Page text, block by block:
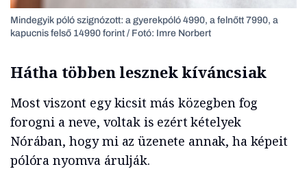
Mindegyik póló szignózott: a gyerekpóló 4990, a felnőtt 7990, a
kapucnis felső 14990 forint / Fotó: Imre Norbert
Hátha többen lesznek kíváncsiak
Most viszont egy kicsit más közegben fog
forogni a neve, voltak is ezért kételyek
Nórában, hogy mi az üzenete annak, ha képeit
pólóra nyomva árulják.